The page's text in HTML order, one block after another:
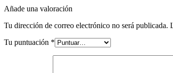
Añade una valoración
Tu dirección de correo electrónico no será publicada.
Tu puntuación *